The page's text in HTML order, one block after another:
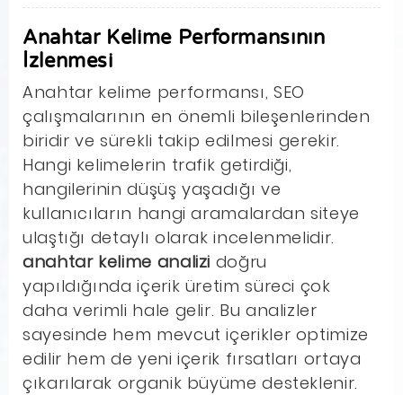
Anahtar Kelime Performansının
İzlenmesi
Anahtar kelime performansı, SEO
çalışmalarının en önemli bileşenlerinden
biridir ve sürekli takip edilmesi gerekir.
Hangi kelimelerin trafik getirdiği,
hangilerinin düşüş yaşadığı ve
kullanıcıların hangi aramalardan siteye
ulaştığı detaylı olarak incelenmelidir.
anahtar kelime analizi doğru
yapıldığında içerik üretim süreci çok
daha verimli hale gelir. Bu analizler
sayesinde hem mevcut içerikler optimize
edilir hem de yeni içerik fırsatları ortaya
çıkarılarak organik büyüme desteklenir.